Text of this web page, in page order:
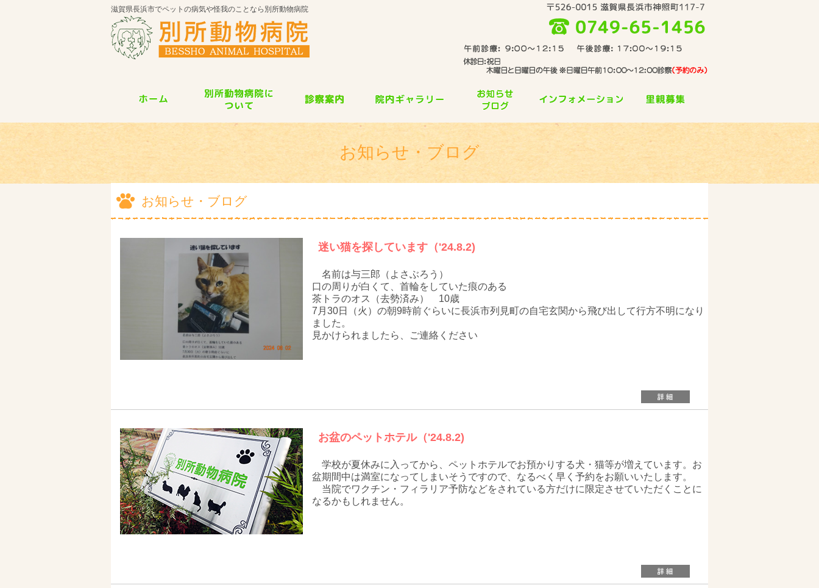
滋賀県長浜市でペットの病気や怪我のことなら別所動物病院
お知らせ・ブログ
お知らせ・ブログ
迷い猫を探しています（'24.8.2)
名前は与三郎（よさぶろう）
口の周りが白くて、首輪をしていた痕のある
茶トラのオス（去勢済み） 10歳
7月30日（火）の朝9時前ぐらいに長浜市列見町の自宅玄関から飛び出して行方不明になり
ました。
見かけられましたら、ご連絡ください
お盆のペットホテル（'24.8.2)
学校が夏休みに入ってから、ペットホテルでお預かりする犬・猫等が増えています。お
盆期間中は満室になってしまいそうですので、なるべく早く予約をお願いいたします。
当院でワクチン・フィラリア予防などをされている方だけに限定させていただくことに
なるかもしれません。